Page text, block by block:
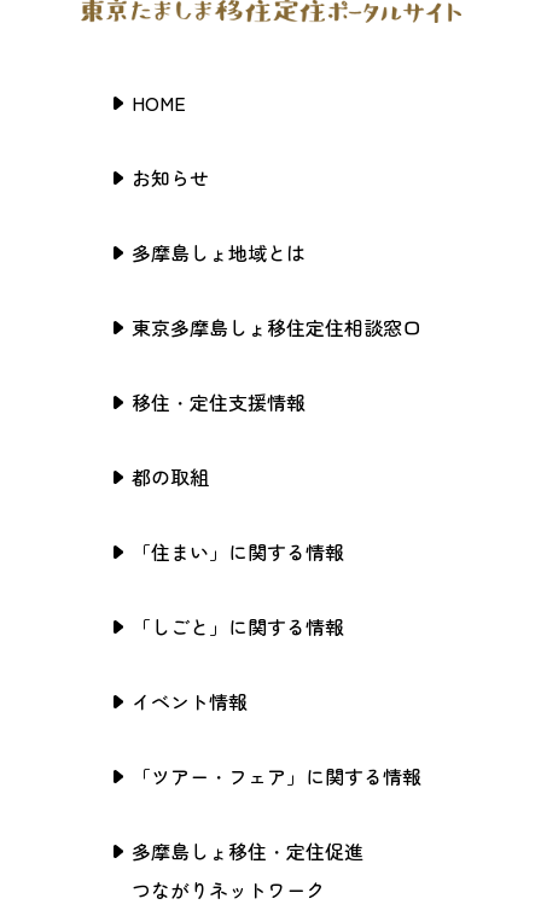
HOME
お知らせ
多摩島しょ地域とは
東京多摩島しょ移住定住相談窓口
移住・定住支援情報
都の取組
「住まい」に関する情報
「しごと」に関する情報
イベント情報
「ツアー・フェア」に関する情報
多摩島しょ移住・定住促進
つながりネットワーク